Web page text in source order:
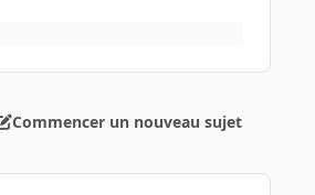
Commencer un nouveau sujet